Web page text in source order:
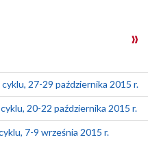
27-29 października 2015 r.
20-22 października 2015 r.
7-9 września 2015 r.